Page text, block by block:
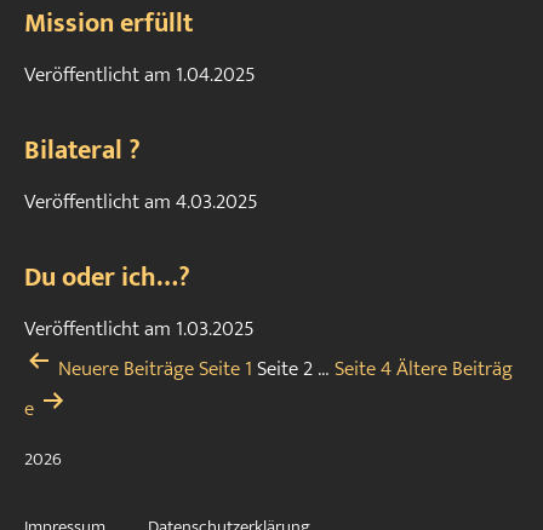
Mission erfüllt
Veröffentlicht am 1.04.2025
Bilateral ?
Veröffentlicht am4.03.2025
Du oder ich…?
Veröffentlicht am 1.03.2025
Seitennummerierung
der
Beiträge
NeuereBeiträgeSeite 1Seite 2…Seite 4ÄltereBeiträg
e
2026